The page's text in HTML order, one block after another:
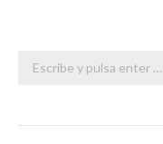
Buscar: